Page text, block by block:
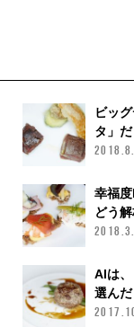
ビッ
タ」だ
幸福
どう
AIは
選んだ